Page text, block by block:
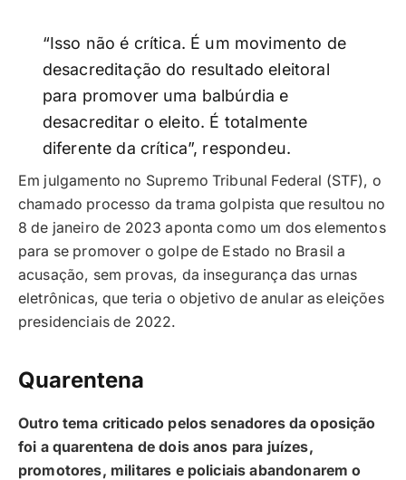
“Isso não é crítica. É um movimento de
desacreditação do resultado eleitoral
para promover uma balbúrdia e
desacreditar o eleito. É totalmente
diferente da crítica”, respondeu.
Em julgamento no Supremo Tribunal Federal (STF), o
chamado processo da trama golpista que resultou no
8 de janeiro de 2023 aponta como um dos elementos
para se promover o golpe de Estado no Brasil a
acusação, sem provas, da insegurança das urnas
eletrônicas, que teria o objetivo de anular as eleições
presidenciais de 2022.
Quarentena
Outro tema criticado pelos senadores da oposição
foi a quarentena de dois anos para juízes,
promotores, militares e policiais abandonarem o